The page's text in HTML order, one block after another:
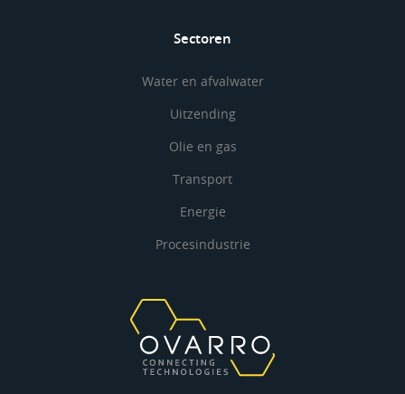
Sectoren
Water en afvalwater
Uitzending
Olie en gas
Transport
Energie
Procesindustrie